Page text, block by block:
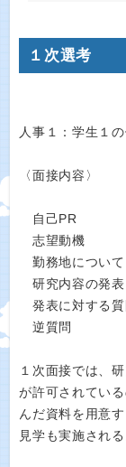
１次選考
人事１：学生１
〈面接内容〉
自己PR
志望動機
勤務地について
研究内容の発表
発表に対する質
逆質問
１次面接では、
が許可されてい
んだ資料を用意
見学も実施される